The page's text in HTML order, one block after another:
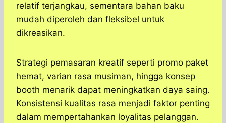
relatif terjangkau, sementara bahan baku
mudah diperoleh dan fleksibel untuk
dikreasikan.
Strategi pemasaran kreatif seperti promo paket
hemat, varian rasa musiman, hingga konsep
booth menarik dapat meningkatkan daya saing.
Konsistensi kualitas rasa menjadi faktor penting
dalam mempertahankan loyalitas pelanggan.